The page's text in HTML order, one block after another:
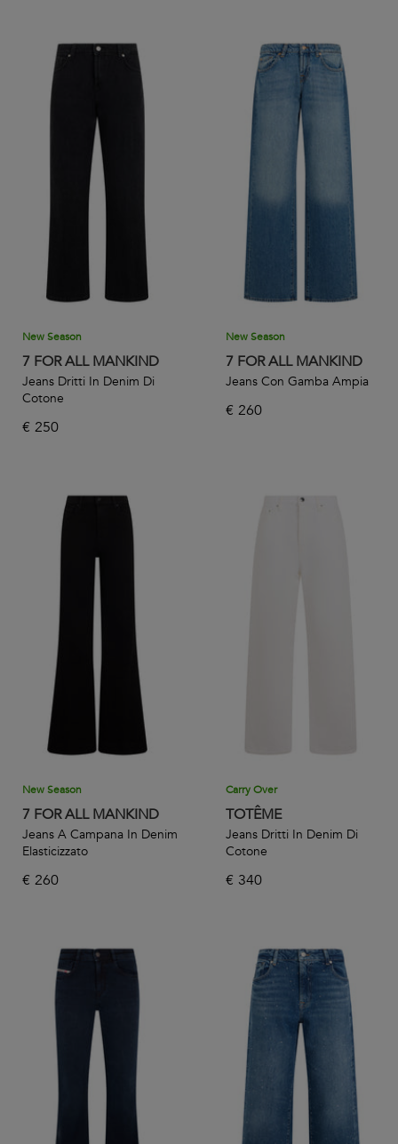
New Season
7 FOR ALL MANKIND
Jeans Dritti In Denim Di
Cotone
€ 250
New Season
7 FOR ALL MANKIND
Jeans Con Gamba Ampia
€ 260
New Season
7 FOR ALL MANKIND
Jeans A Campana In Denim
Elasticizzato
€ 260
Carry Over
TOTÊME
Jeans Dritti In Denim Di
Cotone
€ 340